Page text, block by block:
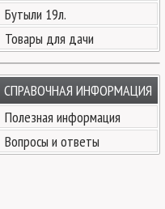
Бутыли 19л.
Товары для дачи
СПРАВОЧНАЯ ИНФОРМАЦИЯ
Полезная информация
Вопросы и ответы